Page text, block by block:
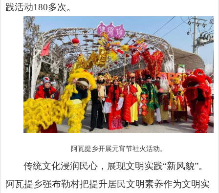
践活动180多次。
阿瓦提乡开展元宵节社火活动。
传统文化浸润民心，展现文明实践“新风貌”。
阿瓦提乡强布勒村把提升居民文明素养作为文明实